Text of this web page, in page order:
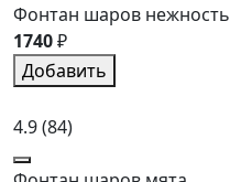
Фонтан шаров нежность
1740₽
Добавить
4.9(84)